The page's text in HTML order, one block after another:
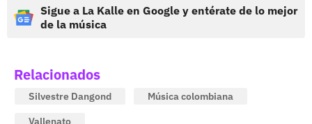
Sigue a La Kalle en Google y entérate de lo mejor
de la música
Relacionados
Silvestre Dangond
Música colombiana
Vallenato